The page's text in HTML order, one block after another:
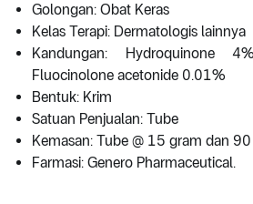
Golongan: Obat Keras
Kelas Terapi: Dermatologis lainnya
Kandungan: Hydroquinone
Fluocinolone acetonide 0.01%
Bentuk: Krim
Satuan Penjualan: Tube
Kemasan: Tube @ 15 gram dan
Farmasi: Genero Pharmaceutical.